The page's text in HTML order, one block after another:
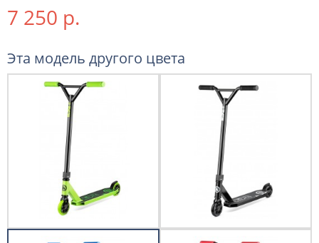
7 250 р.
Эта модель другого цвета